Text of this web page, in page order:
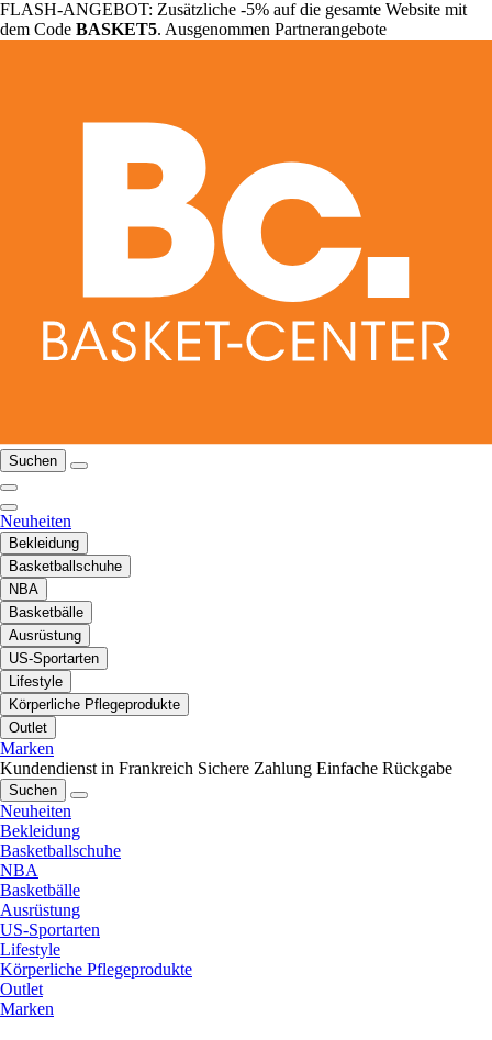
FLASH-ANGEBOT: Zusätzliche -5% auf die gesamte Website mit
dem Code BASKET5. Ausgenommen Partnerangebote
Suchen
Neuheiten
Bekleidung
Basketballschuhe
NBA
Basketbälle
Ausrüstung
US-Sportarten
Lifestyle
Körperliche Pflegeprodukte
Outlet
Marken
Kundendienst in Frankreich Sichere Zahlung Einfache Rückgabe
Suchen
Neuheiten
Bekleidung
Basketballschuhe
NBA
Basketbälle
Ausrüstung
US-Sportarten
Lifestyle
Körperliche Pflegeprodukte
Outlet
Marken